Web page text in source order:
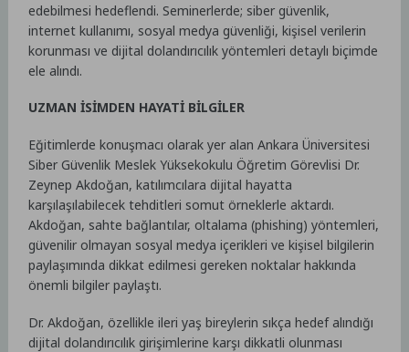
edebilmesi hedeflendi. Seminerlerde; siber güvenlik,
internet kullanımı, sosyal medya güvenliği, kişisel verilerin
korunması ve dijital dolandırıcılık yöntemleri detaylı biçimde
ele alındı.
UZMAN İSİMDEN HAYATİ BİLGİLER
Eğitimlerde konuşmacı olarak yer alan Ankara Üniversitesi
Siber Güvenlik Meslek Yüksekokulu Öğretim Görevlisi Dr.
Zeynep Akdoğan, katılımcılara dijital hayatta
karşılaşılabilecek tehditleri somut örneklerle aktardı.
Akdoğan, sahte bağlantılar, oltalama (phishing) yöntemleri,
güvenilir olmayan sosyal medya içerikleri ve kişisel bilgilerin
paylaşımında dikkat edilmesi gereken noktalar hakkında
önemli bilgiler paylaştı.
Dr. Akdoğan, özellikle ileri yaş bireylerin sıkça hedef alındığı
dijital dolandırıcılık girişimlerine karşı dikkatli olunması